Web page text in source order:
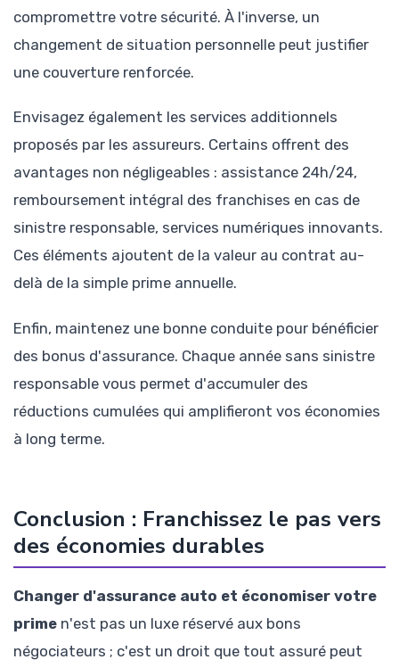
compromettre votre sécurité. À l'inverse, un
changement de situation personnelle peut justifier
une couverture renforcée.
Envisagez également les services additionnels
proposés par les assureurs. Certains offrent des
avantages non négligeables : assistance 24h/24,
remboursement intégral des franchises en cas de
sinistre responsable, services numériques innovants.
Ces éléments ajoutent de la valeur au contrat au-
delà de la simple prime annuelle.
Enfin, maintenez une bonne conduite pour bénéficier
des bonus d'assurance. Chaque année sans sinistre
responsable vous permet d'accumuler des
réductions cumulées qui amplifieront vos économies
à long terme.
Conclusion : Franchissez le pas vers
des économies durables
Changer d'assurance auto et économiser votre
prime n'est pas un luxe réservé aux bons
négociateurs ; c'est un droit que tout assuré peut